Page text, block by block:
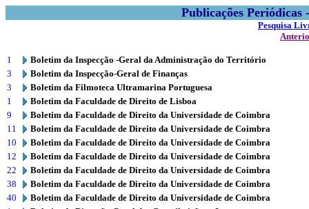
Publicações
Pesquisa
1
Boletim da Inspecção -Geral da Administração do Território
3
Boletim da Inspecção-Geral de Finanças
3
Boletim da Filmoteca Ultramarina Portuguesa
1
Boletim da Faculdade de Direito de Lisboa
9
Boletim da Faculdade de Direito da Universidade de Coimbra
11
Boletim da Faculdade de Direito da Universidade de Coimbra
10
Boletim da Faculdade de Direito da Universidade de Coimbra
12
Boletim da Faculdade de Direito da Universidade de Coimbra
22
Boletim da Faculdade de Direito da Universidade de Coimbra
38
Boletim da Faculdade de Direito da Universidade de Coimbra
40
Boletim da Faculdade de Direito da Universidade de Coimbra